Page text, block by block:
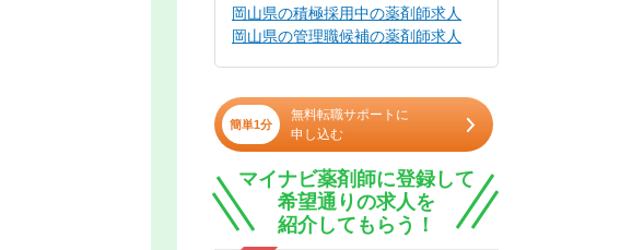
岡山県の積極採用中の薬剤師求人
岡山県の管理職候補の薬剤師求人
簡単1分
無料転職サポートに
申し込む
マイナビ薬剤師に登録して
希望通りの求人を
紹介してもらう！